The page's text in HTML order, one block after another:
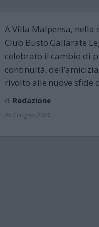
A Villa Malpensa, nella
Club Busto Gallarate
celebrato il cambio di
continuità,
rivolto alle nuove sfide
di Redazione
25 Giugno 2026